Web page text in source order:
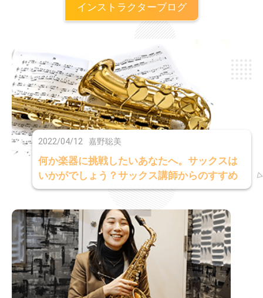
インストラクターブログ
2022/04/12 嘉野聡美
何か楽器に挑戦したいあなたへ。サックスは
いかがでしょう？サックス講師からのすすめ